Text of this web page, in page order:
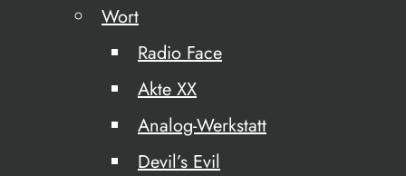
Wort
Radio Face
Akte XX
Analog-Werkstatt
Devil’s Evil